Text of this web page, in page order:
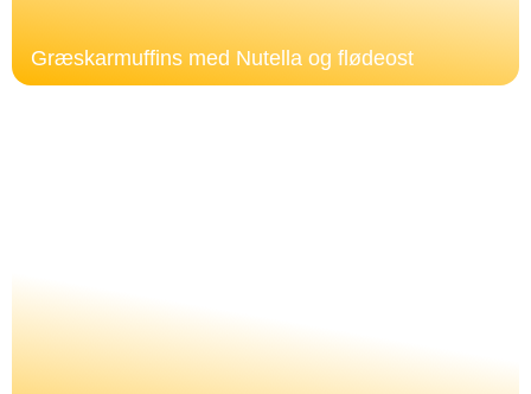
Græskarmuffins med Nutella og flødeost